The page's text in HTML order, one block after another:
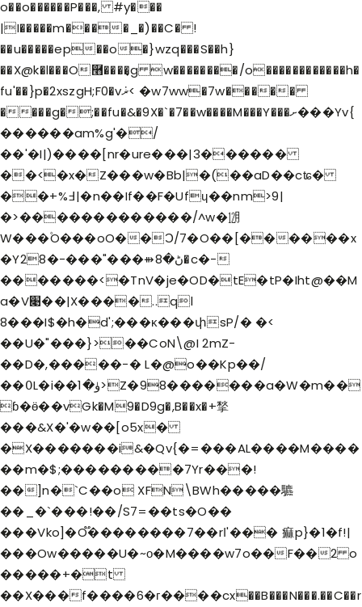
o��o������P���, #y���
|I�����m����_�)��C� !
��u�����ep��o�}wzq���S��h}
��X@k�l���O࿫����͎g w��������/o������������h�
fu'��}p�2xszgH;F0�vޜܿ< �w7ww�7w�����
����g�;��fu�&�9X�`�7��w����M���Y���ށ���Yv{
������am%g'�/
��'�I|)����[nr�ure���|3������
��<�x�Z���w�Bb|�(��aD��cʨ�
��+%߃|�n��If��F�Ufɥ��nm>9|
�>�������������/^w�㋋
W���۫O���oO��Ͻ/7�O��[������x
�Yڻ�8⇻���"���-�28�c�-
�������<�TnV�je�OD�tE�tP�Iht@��M
a�V׉��|X����..ql
8���I$�h�d';���ĸ���փsP/� �<
��U�"���}>��CoN\@I 2mZ-
��D�,�����-� L�@o��Kp��/
��߀L�i��ۈ�1>Z�98�������a�W�m��
ɓ�ӫ��vGk�M9�D9g�,B��x�+揫
���&X�'�w��[o5x�
�X�������i&�Qv{�=���AL����M����
��m�$;���������7Yr���!
��]n�`C��o XFN\BWh�����䮽
��_�`�� �!��/S7=��ts�O��
���Vko]�O֟��������7��rߊ'��� 痲p}�1�f!|
���Ow�����U�~о�M����w7o��F��2 o
�����+�t
��X���f����6�г����cx��B���N���.��C��r